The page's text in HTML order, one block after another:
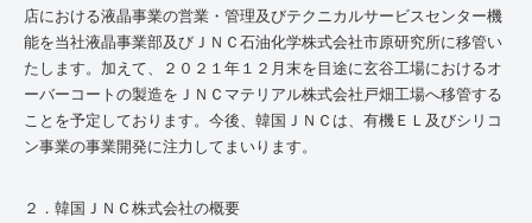
店における液晶事業の営業・管理及びテクニカルサービスセンター機
能を当社液晶事業部及びＪＮＣ石油化学株式会社市原研究所に移管い
たします。加えて、２０２１年１２月末を目途に玄谷工場におけるオ
ーバーコートの製造をＪＮＣマテリアル株式会社戸畑工場へ移管する
ことを予定しております。今後、韓国ＪＮＣは、有機ＥＬ及びシリコ
ン事業の事業開発に注力してまいります。
２．韓国ＪＮＣ株式会社の概要